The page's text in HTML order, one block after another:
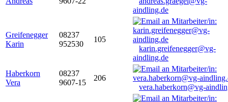
aindling.de
Greifenegger
Karin
08237
952530
105
karin.greifenegger@vg-
aindling.de
Haberkorn
Vera
08237
9607-15
206
vera.haberkorn@vg-